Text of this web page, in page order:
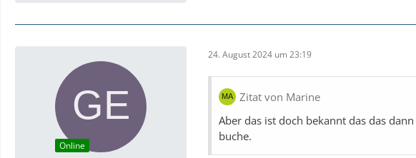
Online
24. August 2024 um 23:19
Zitat von Marine
Aber das ist doch bekannt das das
buche.